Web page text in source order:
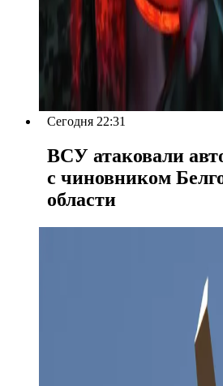
Сегодня 22:31
ВСУ атаковали
с чиновником
области